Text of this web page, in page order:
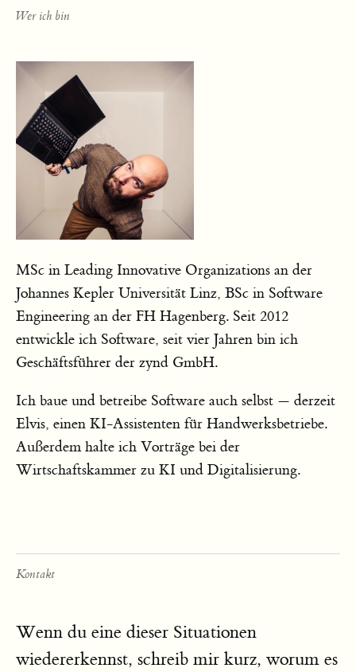
Wer ich bin
MSc in Leading Innovative Organizations an der
Johannes Kepler Universität Linz, BSc in Software
Engineering an der FH Hagenberg. Seit 2012
entwickle ich Software, seit vier Jahren bin ich
Geschäftsführer der zynd GmbH.
Ich baue und betreibe Software auch selbst — derzeit
Elvis, einen KI-Assistenten für Handwerksbetriebe.
Außerdem halte ich Vorträge bei der
Wirtschaftskammer zu KI und Digitalisierung.
Kontakt
Wenn du eine dieser Situationen
wiedererkennst, schreib mir kurz, worum es